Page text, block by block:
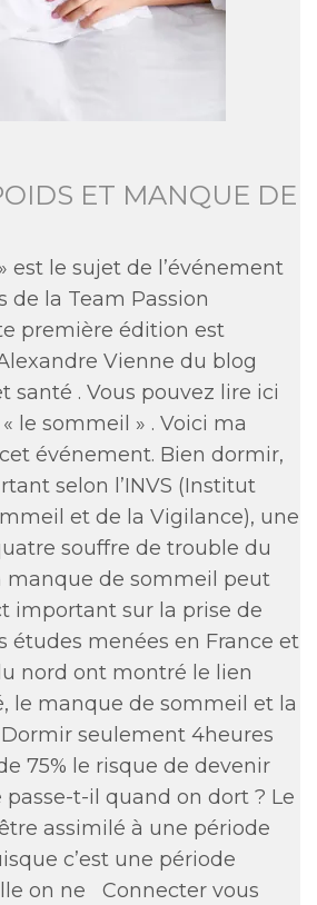
ET MANQUE DE
est le sujet de l’événement
de la Team Passion
première édition est
Vienne du blog
santé . Vous pouvez lire ici
le sommeil » . Voici ma
événement. Bien dormir,
selon l’INVS (Institut
et de la Vigilance), une
souffre de trouble du
manque de sommeil peut
important sur la prise de
études menées en France et
nord ont montré le lien
le manque de sommeil et la
seulement 4heures
75% le risque de devenir
t-il quand on dort ? Le
assimilé à une période
c’est une période
on ne
Connecter vous